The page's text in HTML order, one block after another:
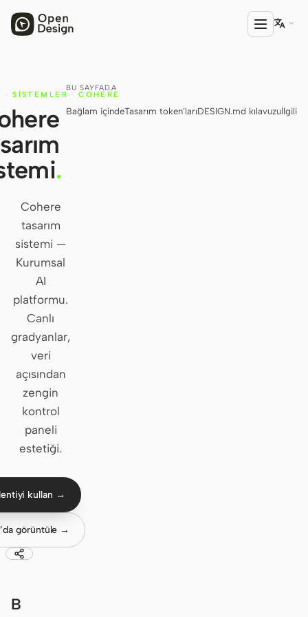
ÜRÜN
Open Design
HTML Anything
HTML Video
Codex Slides
Open Design Plugin
Codex
Cursor Agent
Claude Code
OpenCode
Gemini CLI
Qwen Code
Grok Build
Kimi CLI
DeepSeek TUI

BU SAYFADA
Bağlam içindeTasarım token’larıDESIGN.md kılavuzuİlgili
· SISTEMLER · COHERE
.
Cohere
tasarım
sistemi —
Kurumsal
AI
platformu.
Canlı
gradyanlar,
veri
açısından
zengin
kontrol
paneli
estetiği.
kullan →
görüntüle →
B